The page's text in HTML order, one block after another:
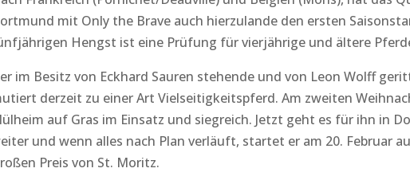
mit Only the Brave auch hierzulande den ersten
Hengst ist eine Prüfung für vierjährige und ältere
im Besitz von Eckhard Sauren stehende und von Leon Wolff
derzeit zu einer Art Vielseitigkeitspferd. Am zweiten
auf Gras im Einsatz und siegreich. Jetzt geht es für ihn in
und wenn alles nach Plan verläuft, startet er am 20. Februar
Preis von St. Moritz.